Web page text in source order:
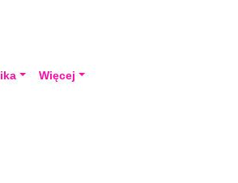
Więcej